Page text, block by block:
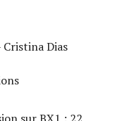
Cristina Dias